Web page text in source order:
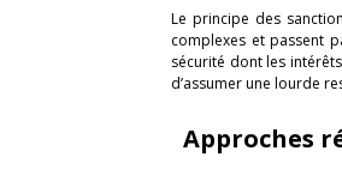
Le principe des
complexes et passent
sécurité dont les
d’assumer une lourde
Approches